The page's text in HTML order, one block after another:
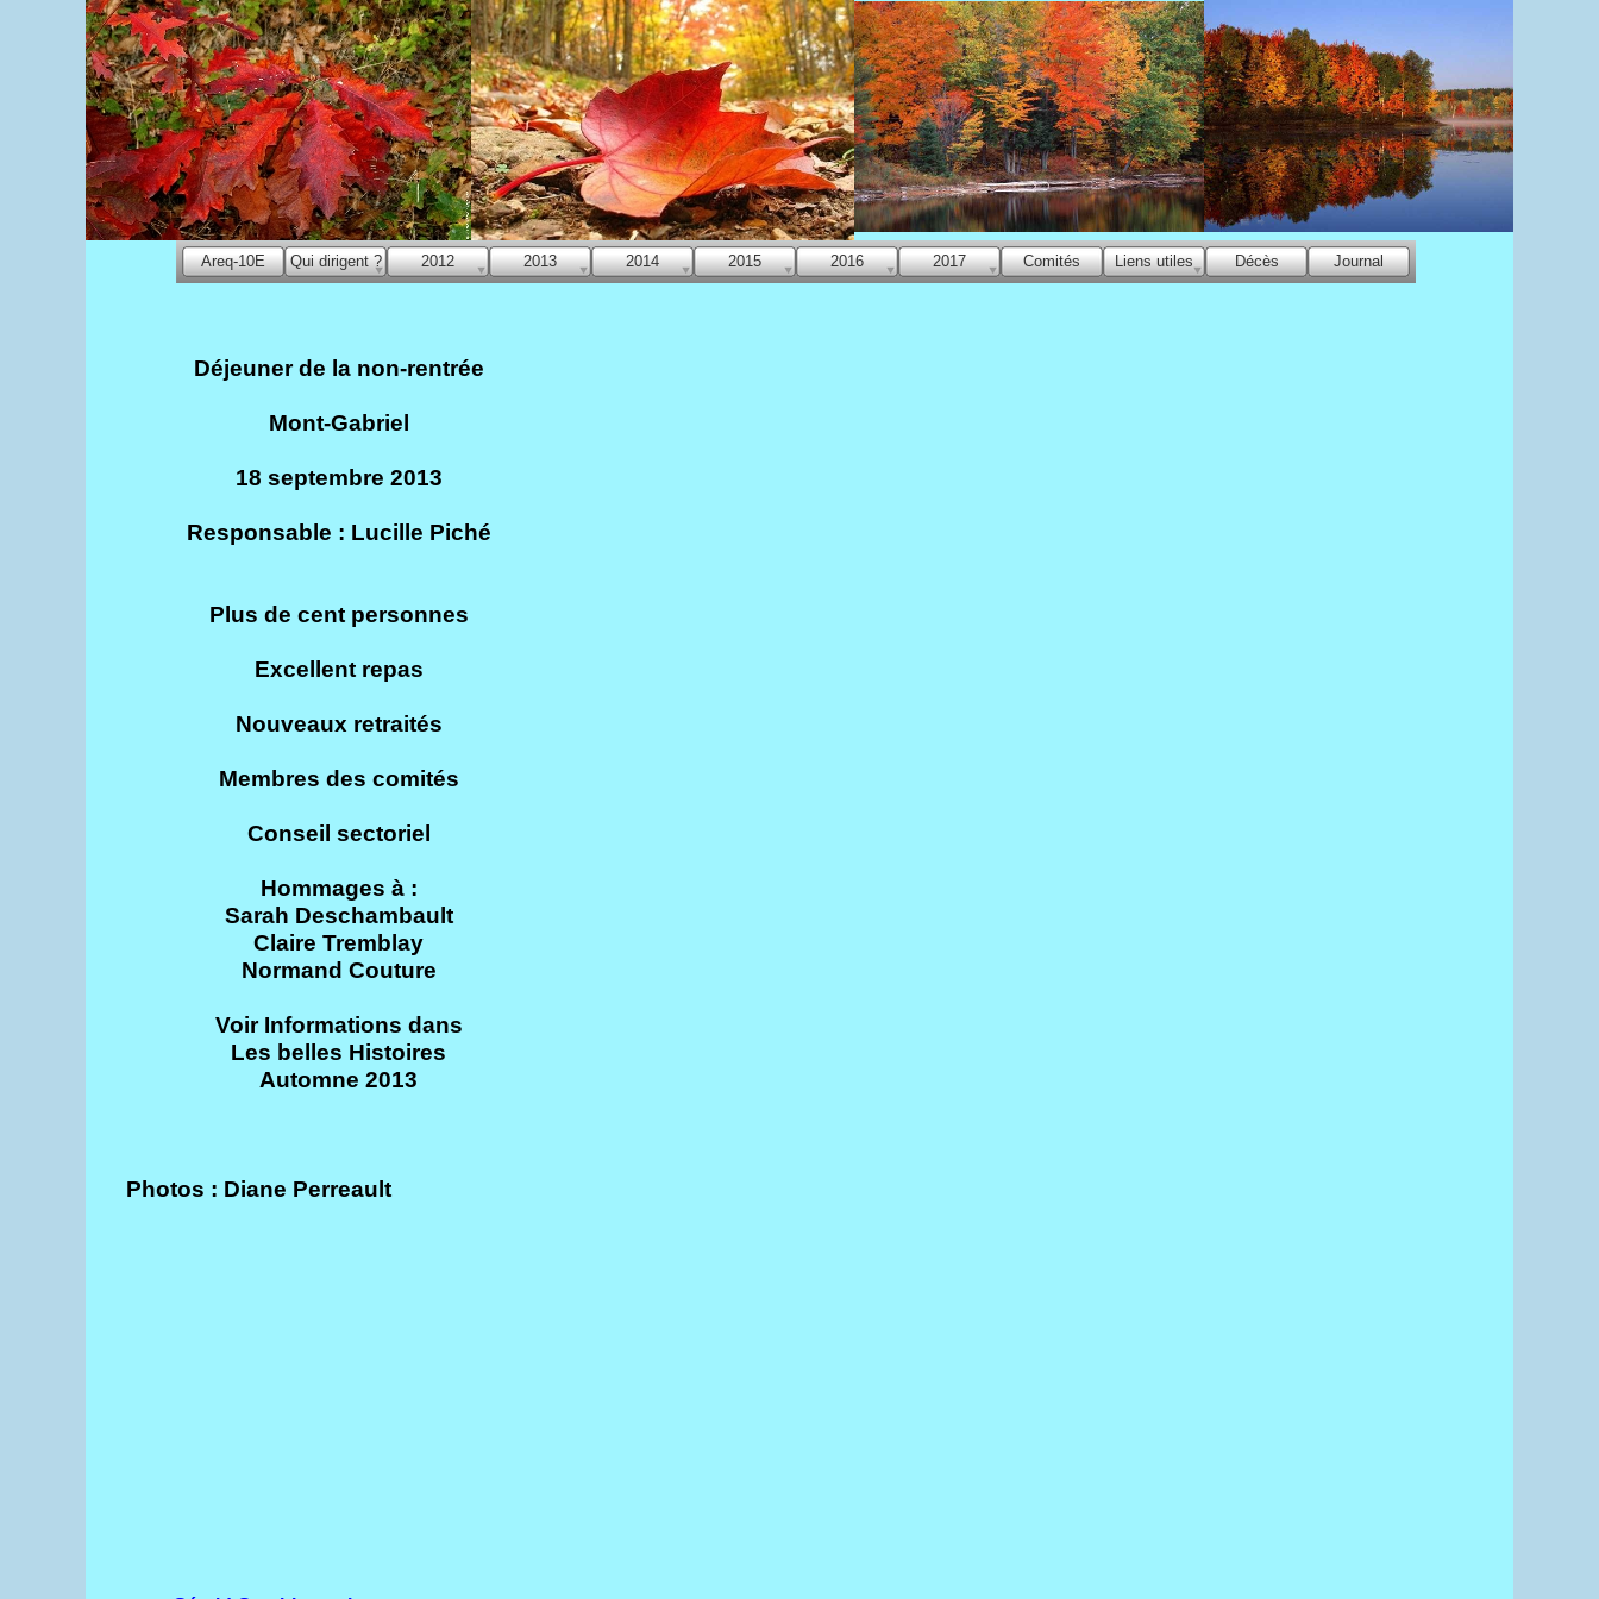
Areq-10E Qui dirigent ? 2012 2013 2014 2015 2016 2017 Comités Liens utiles Décès Journal
Déjeuner de la non-rentrée
Mont-Gabriel
18 septembre 2013
Responsable : Lucille Piché
Plus de cent personnes
Excellent repas
Nouveaux retraités
Membres des comités
Conseil sectoriel
Hommages à :
Sarah Deschambault
Claire Tremblay
Normand Couture
Voir Informations dans
Les belles Histoires
Automne 2013
Photos : Diane Perreault